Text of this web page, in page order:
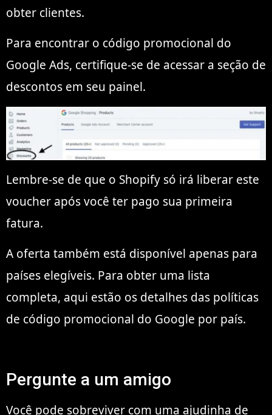
obter clientes.
Para encontrar o código promocional do
Google Ads, certifique-se de acessar a seção de
descontos em seu painel.
Lembre-se de que o Shopify só irá liberar este
voucher após você ter pago sua primeira
fatura.
A oferta também está disponível apenas para
países elegíveis. Para obter uma lista
completa, aqui estão os detalhes das políticas
de código promocional do Google por país.
Pergunte a um amigo
Você pode sobreviver com uma ajudinha de